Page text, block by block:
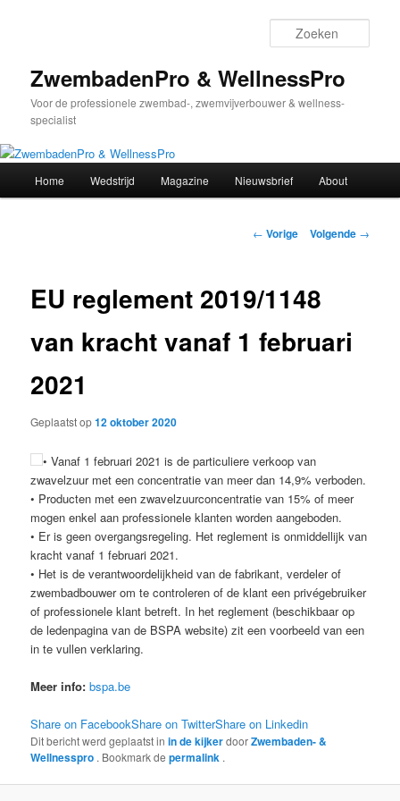
inhoudZwembadenPro & WellnessPro
Voor de professionele zwembad-, zwemvijverbouwer & wellness-
specialist
Home Wedstrijd Magazine Nieuwsbrief About
Bericht
← Vorige Volgende →
EU reglement 2019/1148
van kracht vanaf 1 februari
2021
Geplaatst op12 oktober 2020
• Vanaf 1 februari 2021 is de particuliere verkoop van
zwavelzuur met een concentratie van meer dan 14,9% verboden.
• Producten met een zwavelzuurconcentratie van 15% of meer
mogen enkel aan professionele klanten worden aangeboden.
• Er is geen overgangsregeling. Het reglement is onmiddellijk van
kracht vanaf 1 februari 2021.
• Het is de verantwoordelijkheid van de fabrikant, verdeler of
zwembadbouwer om te controleren of de klant een privégebruiker
of professionele klant betreft. In het reglement (beschikbaar op
de ledenpagina van de BSPA website) zit een voorbeeld van een
in te vullen verklaring.
Meer info: bspa.be
Share on FacebookShare on TwitterShare on Linkedin
Dit bericht werd geplaatst inin de kijkerdoorZwembaden- &
Wellnesspro . Bookmark depermalink .